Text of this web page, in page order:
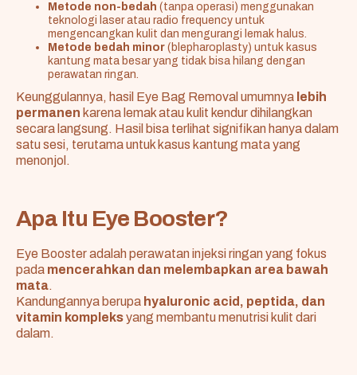
Metode non-bedah (tanpa operasi) menggunakan
teknologi laser atau radio frequency untuk
mengencangkan kulit dan mengurangi lemak halus.
Metode bedah minor (blepharoplasty) untuk kasus
kantung mata besar yang tidak bisa hilang dengan
perawatan ringan.
Keunggulannya, hasil Eye Bag Removal umumnya lebih
permanen karena lemak atau kulit kendur dihilangkan
secara langsung. Hasil bisa terlihat signifikan hanya dalam
satu sesi, terutama untuk kasus kantung mata yang
menonjol.
Apa Itu Eye Booster?
Eye Booster adalah perawatan injeksi ringan yang fokus
pada mencerahkan dan melembapkan area bawah
mata.
Kandungannya berupa hyaluronic acid, peptida, dan
vitamin kompleksyang membantu menutrisi kulit dari
dalam.